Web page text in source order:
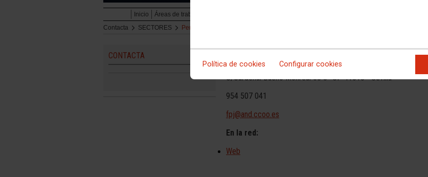
Política de cookies Configurar cookies
Inicio Áreas de trabajo
Contacta
SECTORES Pensionistas y Jubilados
CONTACTA FEDERACIÓN DE PENSIONISTAS Y JUBILADOS
C/Cardenal Bueno Monreal 58 3ª CP 41013 - Sevilla
954 507 041
fpj@and.ccoo.es
En la red:
Web